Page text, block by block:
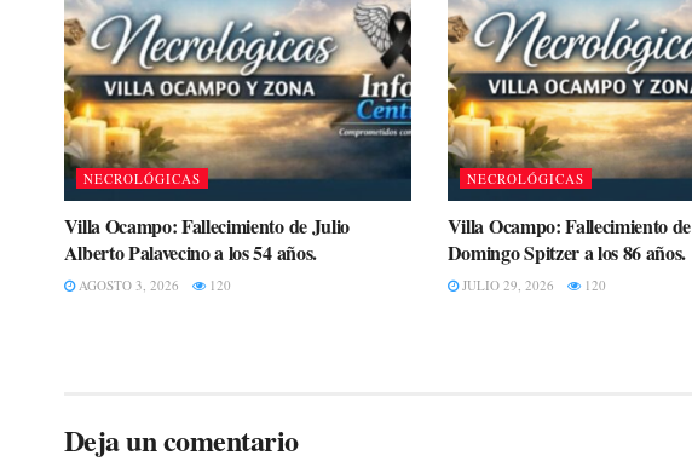
NECROLÓGICAS
Villa Ocampo: Fallecimiento de Julio
Alberto Palavecino a los 54 años.
AGOSTO 3, 2026 120
NECROLÓGICAS
Villa Ocampo: Fallecimiento
Domingo Spitzer a los 86 años.
JULIO 29, 2026 120
Deja un comentario